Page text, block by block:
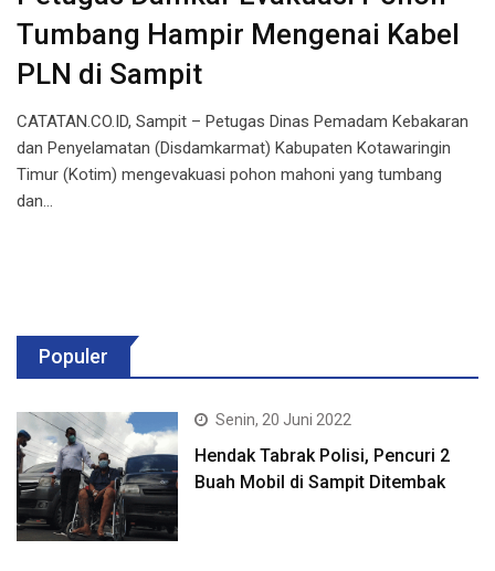
Tumbang Hampir Mengenai Kabel
PLN di Sampit
CATATAN.CO.ID, Sampit – Petugas Dinas Pemadam Kebakaran
dan Penyelamatan (Disdamkarmat) Kabupaten Kotawaringin
Timur (Kotim) mengevakuasi pohon mahoni yang tumbang
dan…
Populer
Senin, 20 Juni 2022
Hendak Tabrak Polisi, Pencuri 2
Buah Mobil di Sampit Ditembak